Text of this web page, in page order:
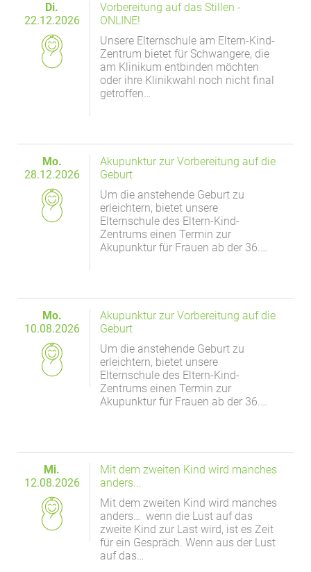
Di.
22.12.2026
Vorbereitung auf das Stillen -
ONLINE!
Unsere Elternschule am Eltern-Kind-
Zentrum bietet für Schwangere, die
am Klinikum entbinden möchten
oder ihre Klinikwahl noch nicht final
getroffen…
Mo.
28.12.2026
Akupunktur zur Vorbereitung auf die
Geburt
Um die anstehende Geburt zu
erleichtern, bietet unsere
Elternschule des Eltern-Kind-
Zentrums einen Termin zur
Akupunktur für Frauen ab der 36.…
Mo.
10.08.2026
Akupunktur zur Vorbereitung auf die
Geburt
Um die anstehende Geburt zu
erleichtern, bietet unsere
Elternschule des Eltern-Kind-
Zentrums einen Termin zur
Akupunktur für Frauen ab der 36.…
Mi.
12.08.2026
Mit dem zweiten Kind wird manches
anders...
Mit dem zweiten Kind wird manches
anders… wenn die Lust auf das
zweite Kind zur Last wird, ist es Zeit
für ein Gespräch. Wenn aus der Lust
auf das…